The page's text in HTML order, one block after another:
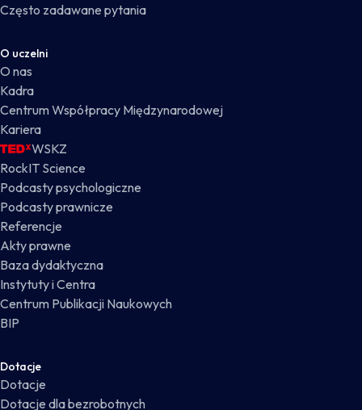
Często zadawane pytania
O uczelni
O nas
Kadra
Centrum Współpracy Międzynarodowej
Kariera
WSKZ
RockIT Science
Podcasty psychologiczne
Podcasty prawnicze
Referencje
Akty prawne
Baza dydaktyczna
Instytuty i Centra
Centrum Publikacji Naukowych
BIP
Dotacje
Dotacje
Dotacje dla bezrobotnych